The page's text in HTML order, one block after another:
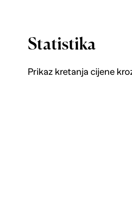
Statistika
Prikaz kretanja cijene